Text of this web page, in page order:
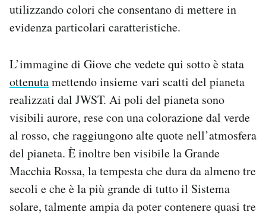
utilizzando colori che consentano di mettere in
evidenza particolari caratteristiche.
L’immagine di Giove che vedete qui sotto è stata
ottenutamettendo insieme vari scatti del pianeta
realizzati dal JWST. Ai poli del pianeta sono
visibili aurore, rese con una colorazione dal verde
al rosso, che raggiungono alte quote nell’atmosfera
del pianeta. È inoltre ben visibile la Grande
Macchia Rossa, la tempesta che dura da almeno tre
secoli e che è la più grande di tutto il Sistema
solare, talmente ampia da poter contenere quasi tre